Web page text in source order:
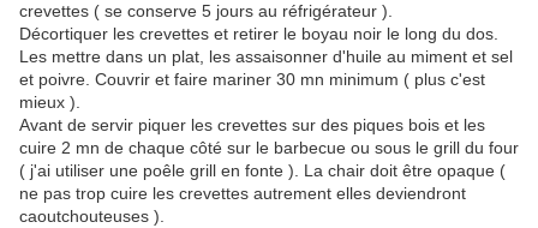
crevettes ( se conserve 5 jours au réfrigérateur ).
Décortiquer les crevettes et retirer le boyau noir le long du dos.
Les mettre dans un plat, les assaisonner d'huile au miment et sel
et poivre. Couvrir et faire mariner 30 mn minimum ( plus c'est
mieux ).
Avant de servir piquer les crevettes sur des piques bois et les
cuire 2 mn de chaque côté sur le barbecue ou sous le grill du four
( j'ai utiliser une poêle grill en fonte ). La chair doit être opaque (
ne pas trop cuire les crevettes autrement elles deviendront
caoutchouteuses ).